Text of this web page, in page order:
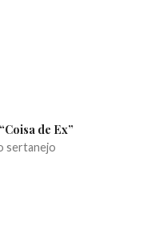
de Ex”
sertanejo